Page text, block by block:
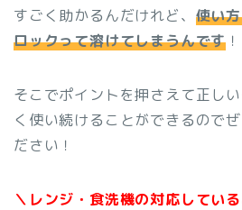
すごく助かるんだけれど、 使い
ロックって溶けてしまうんです ！
そこでポイントを押さえて正し
く使い続けることができるので
ださい！
＼レンジ・食洗機の対応してい